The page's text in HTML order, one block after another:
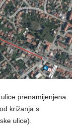
prenamijenjena
križanja s
ulice).